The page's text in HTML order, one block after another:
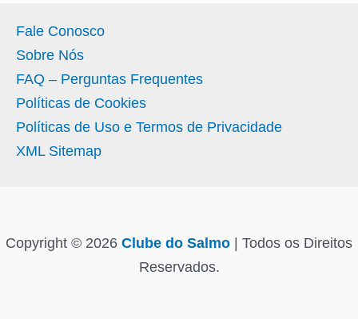
Fale Conosco
Sobre Nós
FAQ – Perguntas Frequentes
Políticas de Cookies
Políticas de Uso e Termos de Privacidade
XML Sitemap
Copyright © 2026 Clube do Salmo | Todos os Direitos
Reservados.